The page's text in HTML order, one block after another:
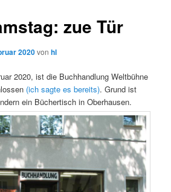
zue Tür
2020vonhl
2020, ist die Buchhandlung Weltbühne
(ich sagte es bereits). Grund ist
ein Büchertisch in Oberhausen.